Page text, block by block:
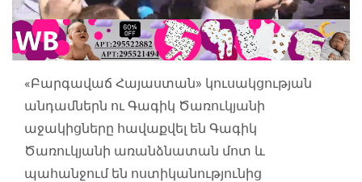
«Բարգավաճ Հայաստան» կուսակցության
անդամներն ու Գագիկ Ծառուկյանի
աջակիցները հավաքվել են Գագիկ
Ծառուկյանի առանձնատան մոտ և
պահանջում են ոստիկանությունից